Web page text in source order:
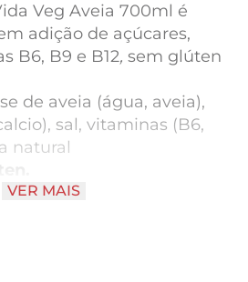
Veg Aveia 700ml é
adição de açúcares,
B6, B9 e B12, sem glúten
de aveia (água, aveia),
sal, vitaminas (B6,
natural
glúten. Alérgicos:
VER MAIS